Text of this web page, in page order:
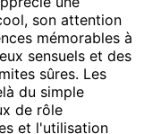
son attention
mémorables à
sensuels et des
sûres. Les
du simple
de rôle
et l'utilisation